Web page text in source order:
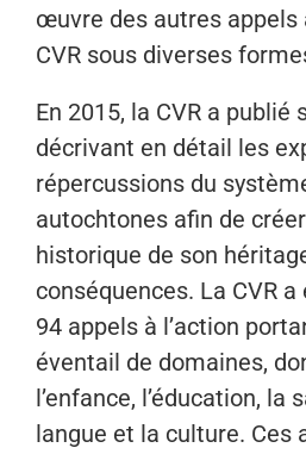
œuvre des autres appels
CVR sous diverses
En 2015, la CVR a publié
décrivant en détail les
répercussions du
autochtones afin de
historique de son
conséquences. La CVR
94 appels à l’action
éventail de domaines,
l’enfance, l’éducation, la
langue et la culture. Ces